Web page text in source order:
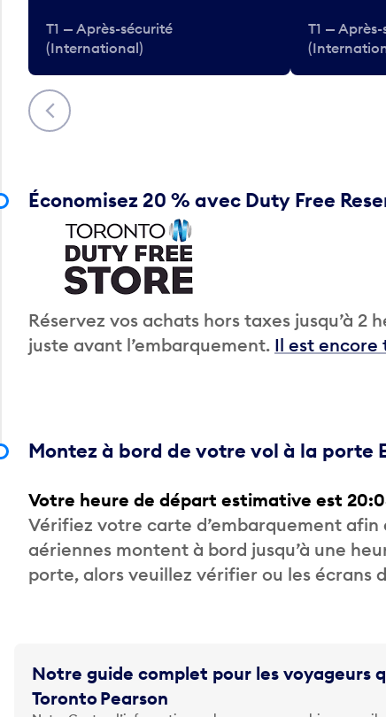
Précédent
T1 — Après-sécurité
(International)
T1 —
Économisez 20 % avec Duty Free
Réservez vos achats hors taxes jusqu’à
juste avant l’embarquement. Il est encore
Montez à bord de votre vol à la porte
Votre heure de départ estimative est
Vérifiez votre carte d’embarquement
aériennes montent à bord jusqu’à une
porte, alors veuillez vérifier ou les écrans
Notre guide complet pour les voyageurs
Toronto Pearson